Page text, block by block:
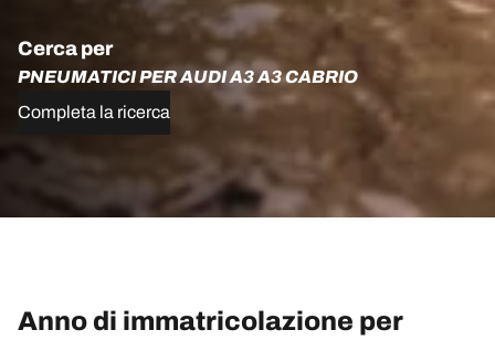
Cerca per
PNEUMATICI PER AUDI A3 A3 CABRIO
Completa la ricerca
Anno di immatricolazione per